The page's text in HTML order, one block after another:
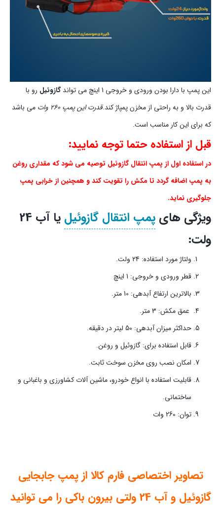
این پمپ با دارا بودن ورودی و خروجی 1 اینچ می تواند گازوئیل رو با
قدرت بالا و به راحتی از مخزن پمپاژ کند.قدرت این پمپ 260 وات
می باشد
که برای این کار مناسب است.
قبل از استفاده حتما توجه نمایید:
در استفاده اول از پمپ انتقال گازوئیل توصیه می شود که مقداری روغن
به پمپ اضافه گردد تا مکش را تقویت کند و همچنین از خرابی پمپ
جلوگیری نماید.
ویژگی های پمپ انتقال گازوئیل
یا آب 24
ولت:
ولتاژ مورد استفاده: 24 ولت.
قطر ورودی و خروجی: 1 اینچ
بالاترین ارتفاع آبدهی: 10 متر.
عمق مکش: 3 متر.
حداکثر میزان آبدهی: 50 لیتر در دقیقه.
قابل استفاده برای: گازوئیل و روغن.
امکان نصب روی مخزن سوخت ثابت.
قابلیت استفاده با انواع خودرو، ماشین آلات کشاورزی و باغبانی و
ساختمانی.
توان: 260 وات
تصاویر اختصاصی فارم کالا از پمپ جابجایی
گازوئیل و آب 24 ولتی بیرون باکی را می توانید